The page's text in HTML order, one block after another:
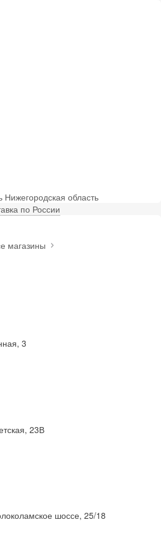
Нижегородская область
по России
магазины
3
23В
шоссе, 25/18